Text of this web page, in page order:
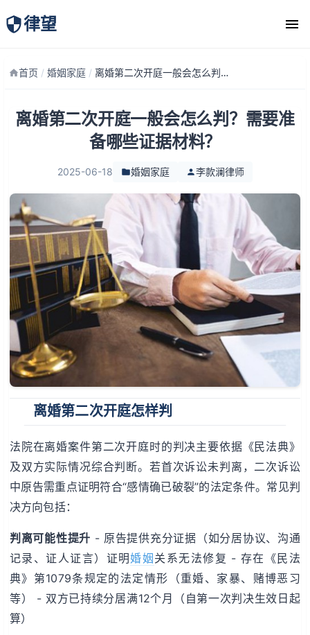
律望
律师团队
首页 / 婚姻家庭 / 离婚第二次开庭一般会怎么判？需要准备哪些证据材料？
离婚第二次开庭一般会怎么判？需要准
备哪些证据材料？
2025-06-18 婚姻家庭 李款澜律师
离婚第二次开庭怎样判
法院在离婚案件第二次开庭时的判决主要依据《民法典》
及双方实际情况综合判断。若首次诉讼未判离，二次诉讼
中原告需重点证明符合“感情确已破裂”的法定条件。常见判
决方向包括：
判离可能性提升 - 原告提供充分证据（如分居协议、沟通
记录、证人证言）证明婚姻关系无法修复 - 存在《民法
典》第1079条规定的法定情形（重婚、家暴、赌博恶习
等） - 双方已持续分居满12个月（自第一次判决生效日起
算）